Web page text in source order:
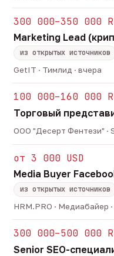
300 000–350 000
Marketing Lead
из открытых источников
GetIT · Тимлид · вчера
100 000–160 000
Торговый
ООО "Десерт Фентези" ·
от 3 000 USD
Media Buyer
из открытых источников
HRM.PRO · Медиабайер
300 000–500 000
Senior SEO-